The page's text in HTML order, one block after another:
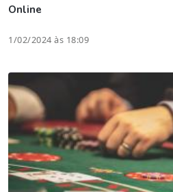
Online
1/02/2024 às 18:09